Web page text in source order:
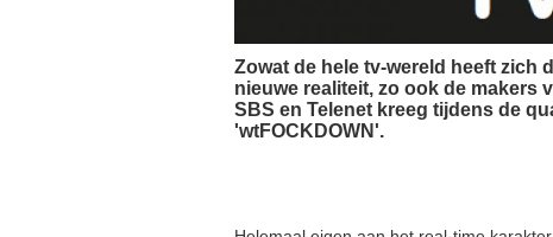
Zowat de hele tv-wereld heeft zich
nieuwe realiteit, zo ook de makers
SBS en Telenet kreeg tijdens de
'wtFOCKDOWN'.